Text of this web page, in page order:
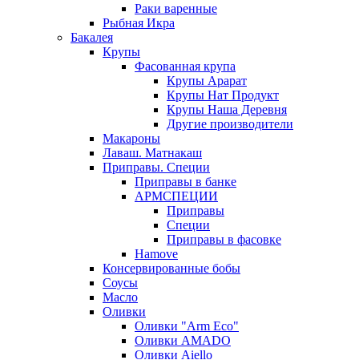
Раки варенные
Рыбная Икра
Бакалея
Крупы
Фасованная крупа
Крупы Арарат
Крупы Нат Продукт
Крупы Наша Деревня
Другие производители
Макароны
Лаваш. Матнакаш
Приправы. Специи
Приправы в банке
АРМСПЕЦИИ
Приправы
Специи
Приправы в фасовке
Hamove
Консервированные бобы
Соусы
Масло
Оливки
Оливки "Arm Eco"
Оливки AMADO
Оливки Aiello